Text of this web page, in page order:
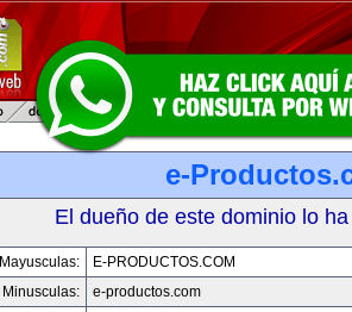
e-
El dueño de este dominio lo
Mayusculas:
E-PRODUCTOS.COM
Minusculas:
e-productos.com